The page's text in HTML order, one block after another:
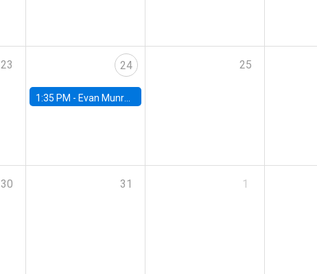
23 24
1:35 PM - Evan Munro, Neyman Visiting Assistant Professor in the Department of Statistics at UC Berkeley
25
30 31 1